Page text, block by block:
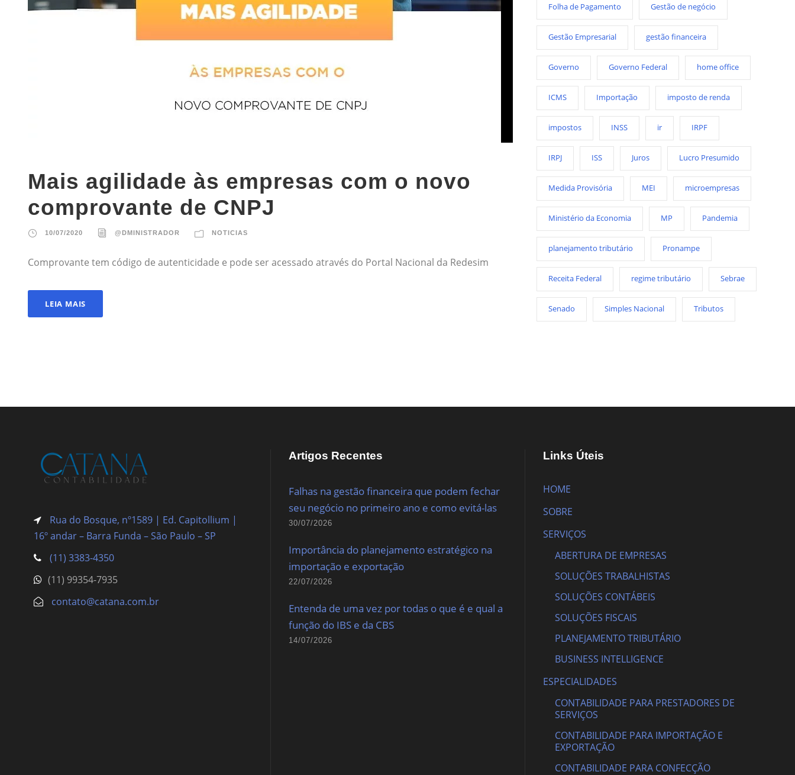
Mais agilidade às empresas com o novo
comprovante de CNPJ
10/07/2020 @DMINISTRADOR NOTICIAS
Comprovante tem código de autenticidade e pode ser acessado através do Portal Nacional da Redesim
LEIA MAIS
Folha de Pagamento Gestão de negócio
Gestão Empresarial gestão financeira
Governo Governo Federal home office
ICMS Importação imposto de renda
impostos INSS ir IRPF
IRPJ ISS Juros Lucro Presumido
Medida Provisória MEI microempresas
Ministério da Economia MP Pandemia
planejamento tributário Pronampe
Receita Federal regime tributário Sebrae
Senado Simples Nacional Tributos
Rua do Bosque, nº1589 | Ed. Capitollium |
16º andar – Barra Funda – São Paulo – SP
(11) 3383-4350
(11) 99354-7935
contato@catana.com.br
Artigos Recentes
Falhas na gestão financeira que podem fechar
seu negócio no primeiro ano e como evitá-las
30/07/2026
Importância do planejamento estratégico na
importação e exportação
22/07/2026
Entenda de uma vez por todas o que é e qual a
função do IBS e da CBS
14/07/2026
Links Úteis
HOME
SOBRE
SERVIÇOS
ABERTURA DE EMPRESAS
SOLUÇÕES TRABALHISTAS
SOLUÇÕES CONTÁBEIS
SOLUÇÕES FISCAIS
PLANEJAMENTO TRIBUTÁRIO
BUSINESS INTELLIGENCE
ESPECIALIDADES
CONTABILIDADE PARA PRESTADORES DE
SERVIÇOS
CONTABILIDADE PARA IMPORTAÇÃO E
EXPORTAÇÃO
CONTABILIDADE PARA CONFECÇÃO